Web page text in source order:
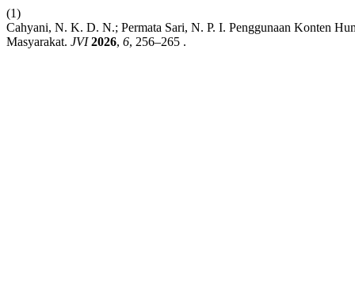
(1)
Cahyani, N. K. D. N.; Permata Sari, N. P. I. Penggunaan Konten
Masyarakat. JVI 2026, 6, 256–265 .